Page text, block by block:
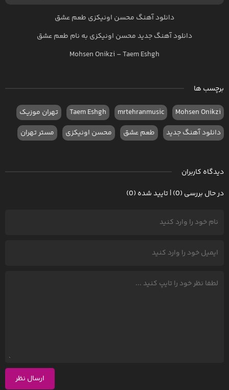
دانلود آهنگ محسن اونیکزی طعم عشق
دانلود آهنگ جدیدمحسن اونیکزی به نام طعم عشق
Mohsen Onikzi – Taem Eshgh
برچسب ها
Mohsen Onikzi
mrtehranmusic
Taem Eshgh
تهران موزیک
دانلود آهنگ جدید
طعم عشق محسن اونیکزی مستر تهران
دیدگاه کاربران
در حال بررسی (0) | تایید شده (0)
ارسال نظر